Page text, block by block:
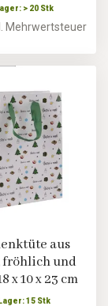
> 20 Stk
Mehrwertsteuer
aus
fröhlich und
x 10 x 23 cm
15 Stk